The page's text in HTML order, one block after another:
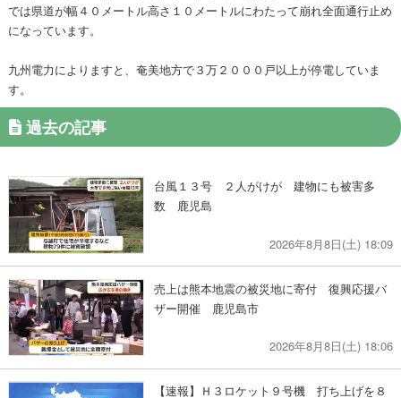
では県道が幅４０メートル高さ１０メートルにわたって崩れ全面通行止め
になっています。
九州電力によりますと、奄美地方で３万２０００戸以上が停電していま
す。
過去の記事
台風１３号 ２人がけが 建物にも被害多
数 鹿児島
2026年8月8日(土) 18:09
売上は熊本地震の被災地に寄付 復興応援バ
ザー開催 鹿児島市
2026年8月8日(土) 18:06
【速報】Ｈ３ロケット９号機 打ち上げを８